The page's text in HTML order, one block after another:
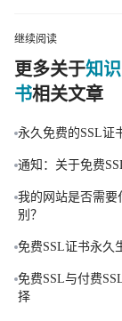
继续阅读
更多关于知
书相关文章
永久免费的SSL证
通知：关于免费
我的网站是否需要
别？
免费SSL证书永久
免费SSL与付费
择